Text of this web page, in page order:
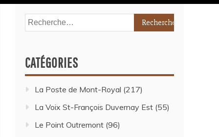
CATÉGORIES
La Poste de Mont-Royal (217)
La Voix St-François Duvernay Est (55)
Le Point Outremont (96)